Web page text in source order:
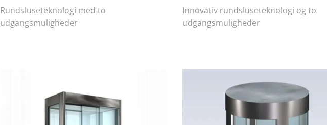
Rundsluseteknologi med to
udgangsmuligheder
Innovativ rundsluseteknologi og to
udgangsmuligheder